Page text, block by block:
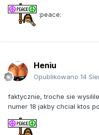
:peace:
Heniu
Opublikowano 14
faktycznie, troche sie
numer 18 jakby chcial ktos